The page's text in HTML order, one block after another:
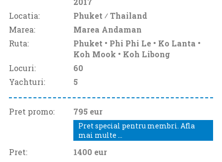
Locatia:
Phuket ⁄Thailand
Marea:
Marea Andaman
Ruta:
Phuket • Phi Phi Le • Ko Lanta •
Koh Mook • Koh Libong
Locuri:
60
Yachturi:
5
Pret promo: 795 eur
Pret special pentru membri. Afla
mai multe ...
Pret: 1400 eur